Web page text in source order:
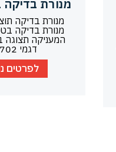
מנורת בדיקה ZUMAX EL
המעניקה תצוגה
דגמי 701/702
לפרטים